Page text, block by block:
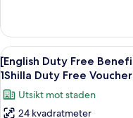
Duty
Free
Vouchers
(per
booking)
Duty
Free
Benefits]
Standard
Room
+
Öppna
alla
foton
för
6
[English Duty Free
1Shilla Duty Free
Utsikt mot staden
24 kvadratmeter